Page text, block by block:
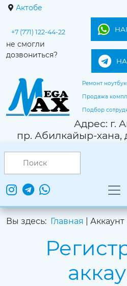
Актобе
+7 (771) 122-44-22
не смогли
дозвониться?
Ремонт
Продажа
Подбор
Адрес: г.
пр. Абилкайыр-хана,
Вы здесь: Главная Аккаунт